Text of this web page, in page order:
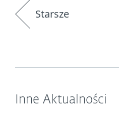
Starsze
Inne Aktualności